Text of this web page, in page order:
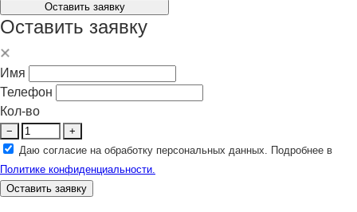
Оставить заявку
Оставить заявку
Имя
Телефон
Кол-во
−
+
Даю согласие на обработку персональных данных. Подробнее в
Политике конфиденциальности.
Оставить заявку